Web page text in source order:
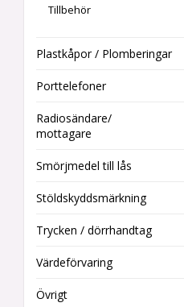
Tillbehör
Plastkåpor / Plomberingar
Porttelefoner
Radiosändare/
mottagare
Smörjmedel till lås
Stöldskyddsmärkning
Trycken / dörrhandtag
Värdeförvaring
Övrigt